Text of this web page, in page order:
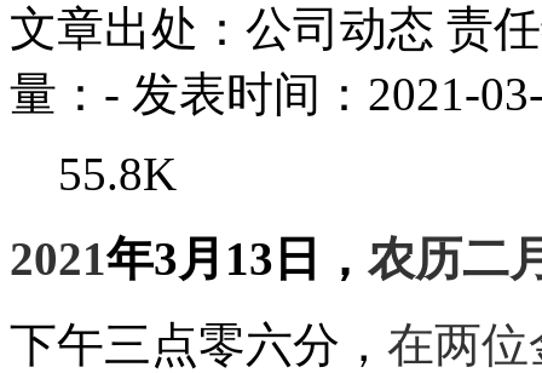
文章出处：公司动态 责
量： - 发表时间：2021-
55.8K
2021年3月 13 日， 农历二
下午三点零六分， 在两位